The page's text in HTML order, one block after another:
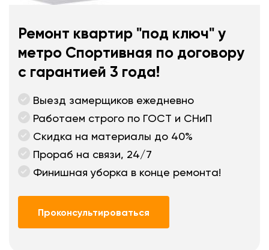
Ремонт квартир "под ключ" у
метро Спортивная по договору
с гарантией 3 года!
Выезд замерщиков ежедневно
Работаем строго по ГОСТ и СНиП
Скидка на материалы до 40%
Прораб на связи, 24/7
Финишная уборка в конце ремонта!
Проконсультироваться